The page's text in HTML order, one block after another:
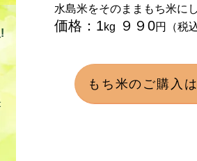
水島米をそのままもち米に
価格：1kg ９９0円（税
もち米のご購入